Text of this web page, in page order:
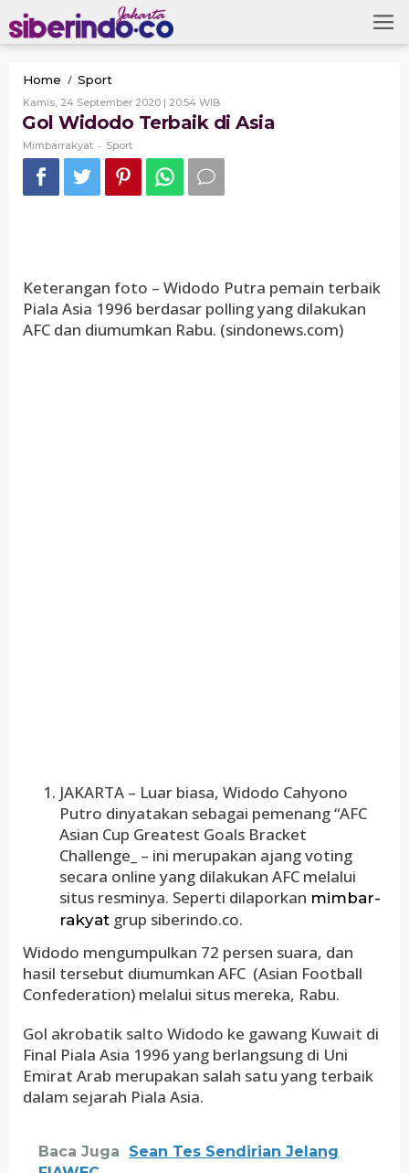
to
content
Home / Sport
Widodo
Terbaik
di
Asia
Kamis, 24 September 2020 | 20:54 WIBOleh
Mimbarrakyat
Gol Widodo Terbaik di Asia
Mimbarrakyat - Sport
Keterangan foto – Widodo Putra pemain terbaik
Piala Asia 1996 berdasar polling yang dilakukan
AFC dan diumumkan Rabu. (sindonews.com)
JAKARTA – Luar biasa, Widodo Cahyono
Putro dinyatakan sebagai pemenang “AFC
Asian Cup Greatest Goals Bracket
Challenge_ – ini merupakan ajang voting
secara online yang dilakukan AFC melalui
situs resminya. Seperti dilaporkan mimbar-
rakyat grup siberindo.co.
Widodo mengumpulkan 72 persen suara, dan
hasil tersebut diumumkan AFC (Asian Football
Confederation) melalui situs mereka, Rabu.
Gol akrobatik salto Widodo ke gawang Kuwait di
Final Piala Asia 1996 yang berlangsung di Uni
Emirat Arab merupakan salah satu yang terbaik
dalam sejarah Piala Asia.
Baca Juga
Sean Tes Sendirian Jelang